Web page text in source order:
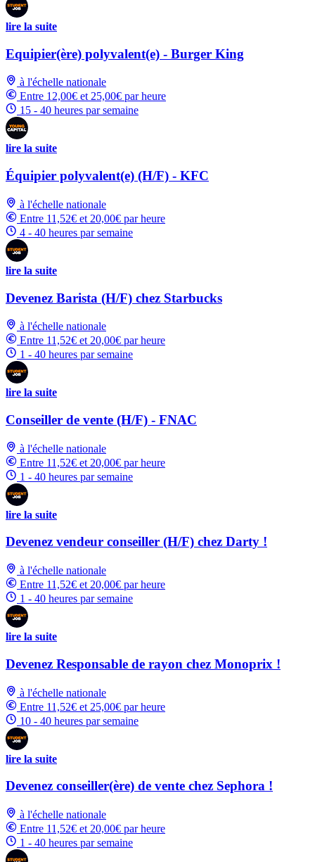
lire la suite
Equipier(ère) polyvalent(e) - Burger King
à l'échelle nationale
Entre 12,00€ et 25,00€ par heure
15 - 40 heures par semaine
lire la suite
Équipier polyvalent(e) (H/F) - KFC
à l'échelle nationale
Entre 11,52€ et 20,00€ par heure
4 - 40 heures par semaine
lire la suite
Devenez Barista (H/F) chez Starbucks
à l'échelle nationale
Entre 11,52€ et 20,00€ par heure
1 - 40 heures par semaine
lire la suite
Conseiller de vente (H/F) - FNAC
à l'échelle nationale
Entre 11,52€ et 20,00€ par heure
1 - 40 heures par semaine
lire la suite
Devenez vendeur conseiller (H/F) chez Darty !
à l'échelle nationale
Entre 11,52€ et 20,00€ par heure
1 - 40 heures par semaine
lire la suite
Devenez Responsable de rayon chez Monoprix !
à l'échelle nationale
Entre 11,52€ et 25,00€ par heure
10 - 40 heures par semaine
lire la suite
Devenez conseiller(ère) de vente chez Sephora !
à l'échelle nationale
Entre 11,52€ et 20,00€ par heure
1 - 40 heures par semaine